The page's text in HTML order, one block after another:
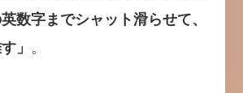
数字までシャット滑らせて、
」 。